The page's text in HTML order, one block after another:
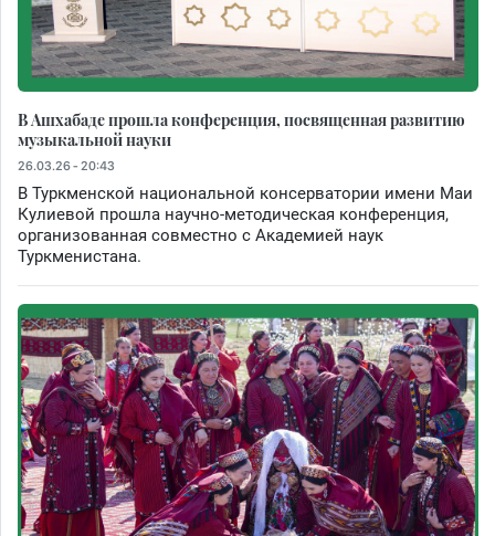
В Ашхабаде прошла конференция, посвященная развитию
музыкальной науки
26.03.26 - 20:43
В Туркменской национальной консерватории имени Маи
Кулиевой прошла научно-методическая конференция,
организованная совместно с Академией наук
Туркменистана.